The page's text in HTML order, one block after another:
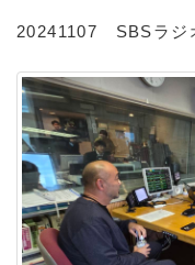
20241107 SBSラジ